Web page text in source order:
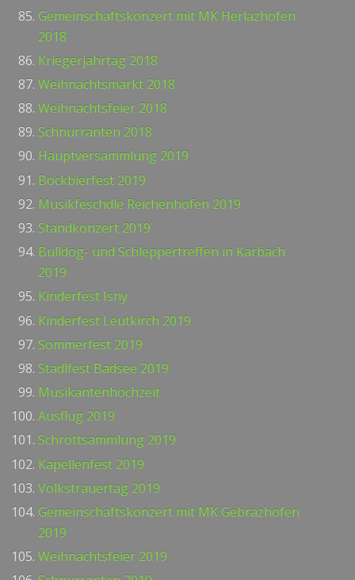
Gemeinschaftskonzert mit MK Herlazhofen
2018
Kriegerjahrtag 2018
Weihnachtsmarkt 2018
Weihnachtsfeier 2018
Schnurranten 2018
Hauptversammlung 2019
Bockbierfest 2019
Musikfeschdle Reichenhofen 2019
Standkonzert 2019
Bulldog- und Schleppertreffen in Karbach
2019
Kinderfest Isny
Kinderfest Leutkirch 2019
Sommerfest 2019
Stadlfest Badsee 2019
Musikantenhochzeit
Ausflug 2019
Schrottsammlung 2019
Kapellenfest 2019
Volkstrauertag 2019
Gemeinschaftskonzert mit MK Gebrazhofen
2019
Weihnachtsfeier 2019